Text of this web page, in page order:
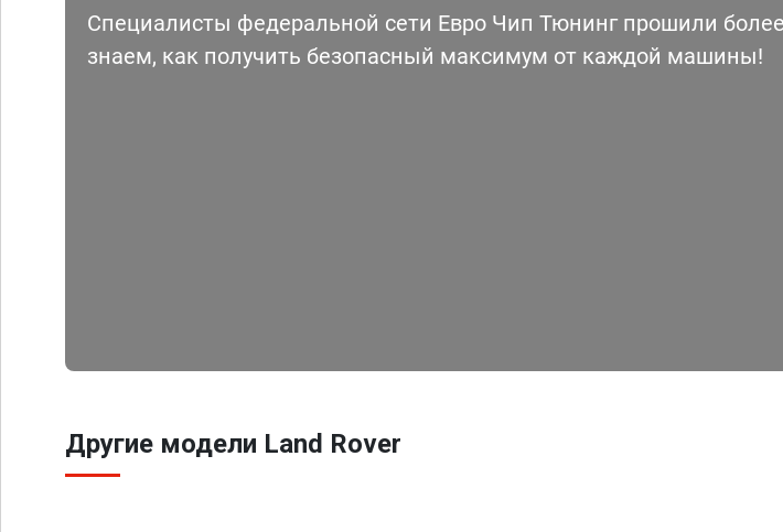
Специалисты федеральной сети Евро Чип Тюнинг прошили
знаем, как получить безопасный максимум от каждой машины!
Другие модели Land Rover